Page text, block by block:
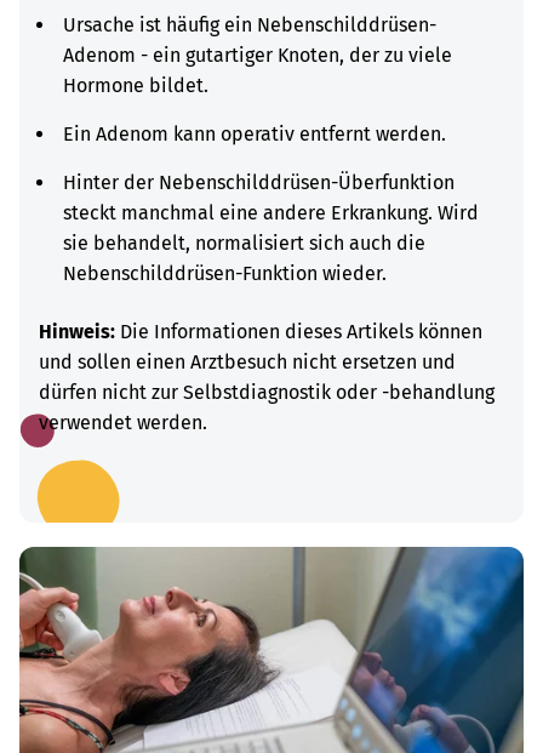
Ursache ist häufig ein Nebenschilddrüsen-
Adenom - ein gutartiger Knoten, der zu viele
Hormone bildet.
Ein Adenom kann operativ entfernt werden.
Hinter der Nebenschilddrüsen-Überfunktion
steckt manchmal eine andere Erkrankung. Wird
sie behandelt, normalisiert sich auch die
Nebenschilddrüsen-Funktion wieder.
Hinweis: Die Informationen dieses Artikels können
und sollen einen Arztbesuch nicht ersetzen und
dürfen nicht zur Selbstdiagnostik oder -behandlung
verwendet werden.